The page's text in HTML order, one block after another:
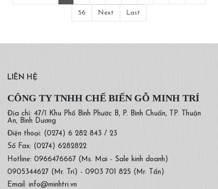
56 Next Last
LIÊN HỆ
CÔNG TY TNHH CHẾ BIẾN GỖ MINH TRÍ
Địa chỉ: 47/1 Khu Phố Bình Phước B, P. Bình Chuẩn, TP. Thuận
An, Bình Dương
Điện thoại: (0274) 6 282 843 / 23
Số Fax: (0274) 6282822
Hotline: 0966476667 (Ms. Mai - Sale kinh doanh)
0905344627 (Mr. Trí) - 0903 701 825 (Mr. Tấn)
Email: info@minhtri.vn